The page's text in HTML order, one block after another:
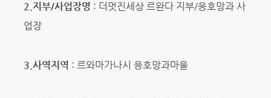
2.지부/사업장명 : 더멋진세상 르완다 지부/응호망과 사
업장
3.사역지역 : 르와마가나시 응호망과마을